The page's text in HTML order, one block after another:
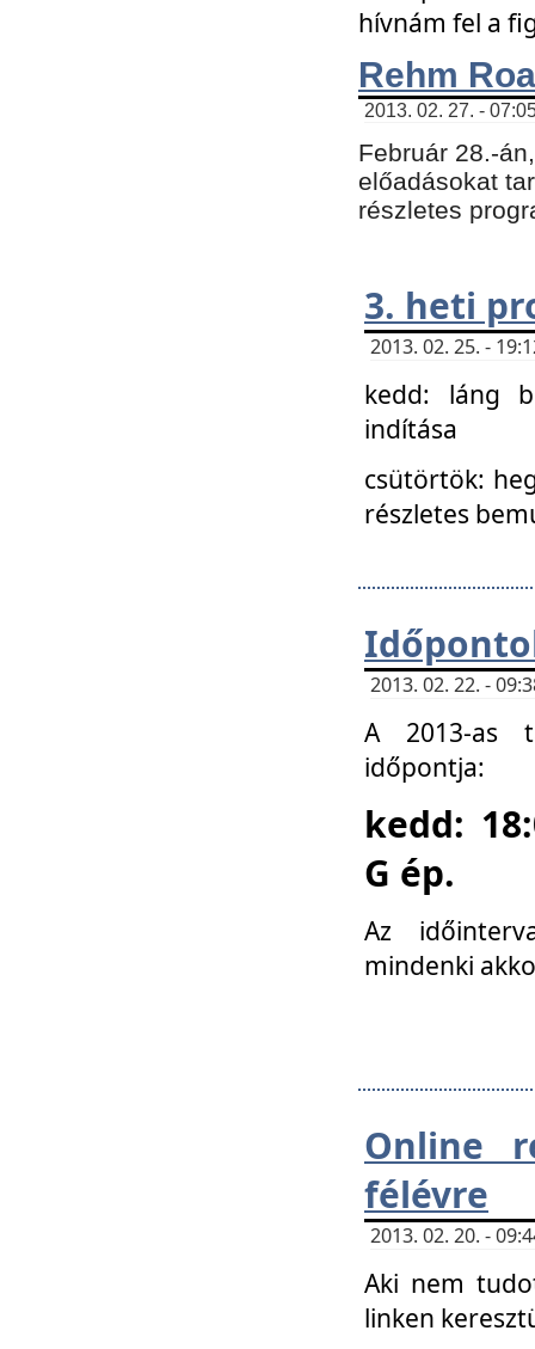
hívnám fel a
Rehm
2013. 02. 27. -
Február 28.-
előadásokat
részletes
3. heti
2013. 02. 25. -
kedd: láng
indítása
csütörtök:
részletes
2013. 02. 22. -
A 2013-as
időpontja:
kedd:
G ép.
Az
mindenki
Online
félévre
2013. 02. 20. -
Aki nem
linken